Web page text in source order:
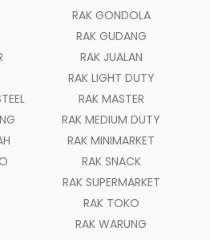
RAK GONDOLA
RAK GUDANG
RAK JUALAN
RAK LIGHT DUTY
RAK MASTER
RAK MEDIUM DUTY
RAK MINIMARKET
RAK SNACK
RAK SUPERMARKET
RAK TOKO
RAK WARUNG